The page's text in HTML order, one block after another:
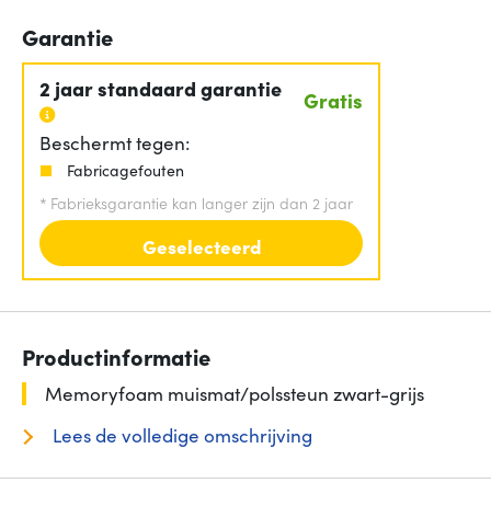
Garantie
2 jaar standaard garantie Gratis
Beschermt tegen:
Fabricagefouten
* Fabrieksgarantie kan langer zijn dan 2 jaar
Geselecteerd
Productinformatie
Memoryfoam muismat/polssteun zwart-grijs
Lees de volledige omschrijving